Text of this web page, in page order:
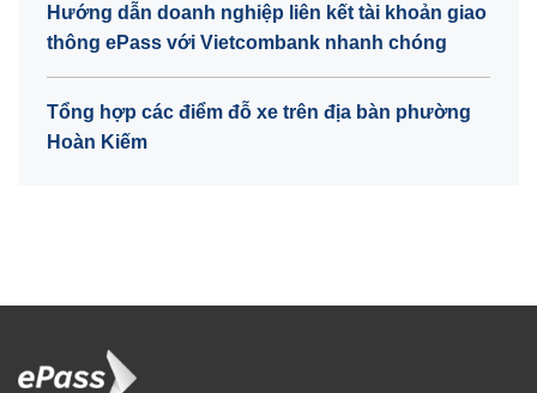
Hướng dẫn doanh nghiệp liên kết tài khoản giao
thông ePass với Vietcombank nhanh chóng
Tổng hợp các điểm đỗ xe trên địa bàn phường
Hoàn Kiếm